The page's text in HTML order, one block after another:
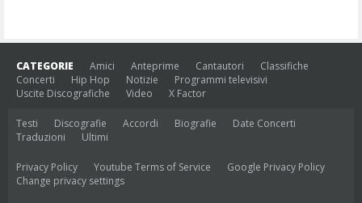
CATEGORIE Amici Anteprime Cantautori
Classifiche
Concerti
Hip Hop Notizie
Programmi televisivi
Uscite Discografiche
Video X Factor
Testi Discografie Accordi Biografie
Date Concerti
Traduzioni
Ultimi
Privacy Policy Youtube Terms of Service
Google Privacy Policy
Change privacy settings